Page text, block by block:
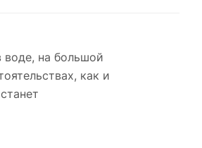
на большой
как и